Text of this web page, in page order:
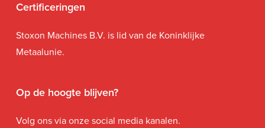
Certificeringen
Stoxon Machines B.V. is lid van de Koninklijke
Metaalunie.
Op de hoogte blijven?
Volg ons via onze social media kanalen.